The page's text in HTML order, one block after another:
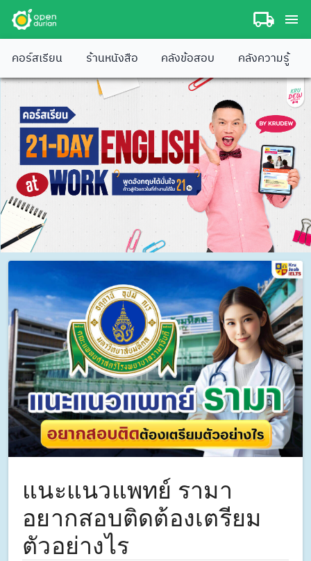
คอร์สเรียน ร้านหนังสือ คลังข้อสอบ คลังความรู้
แนะแนวแพทย์ รามา
อยากสอบติดต้องเตรียม
ตัวอย่างไร